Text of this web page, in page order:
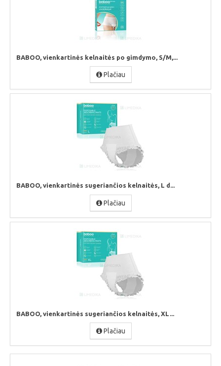
BABOO, vienkartinės kelnaitės po gimdymo, S/M,...
Plačiau
BABOO, vienkartinės sugeriančios kelnaitės, L d...
Plačiau
BABOO, vienkartinės sugeriančios kelnaitės, XL...
Plačiau